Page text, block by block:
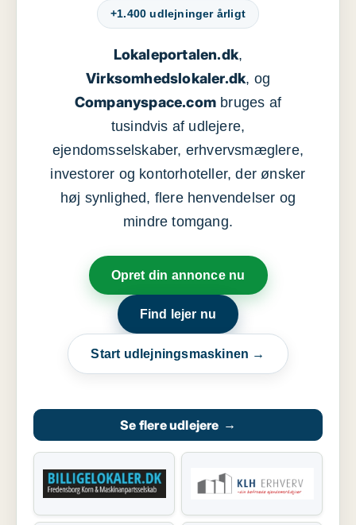
+1.400 udlejninger årligt
Lokaleportalen.dk,
Virksomhedslokaler.dk, og
Companyspace.com bruges af
tusindvis af udlejere,
ejendomsselskaber, erhvervsmæglere,
investorer og kontorhoteller, der ønsker
høj synlighed, flere henvendelser og
mindre tomgang.
Opret din annonce nu
Find lejer nu
Start udlejningsmaskinen →
Se flere udlejere →